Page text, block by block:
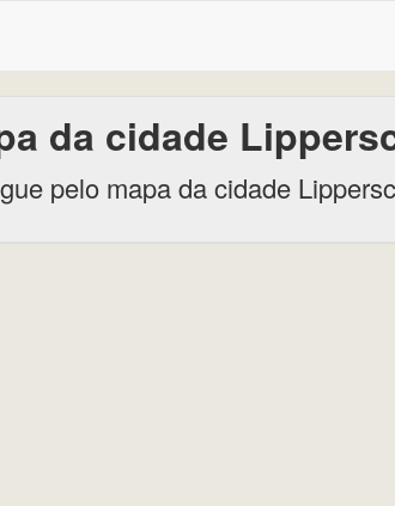
da cidade
pelo mapa da cidade